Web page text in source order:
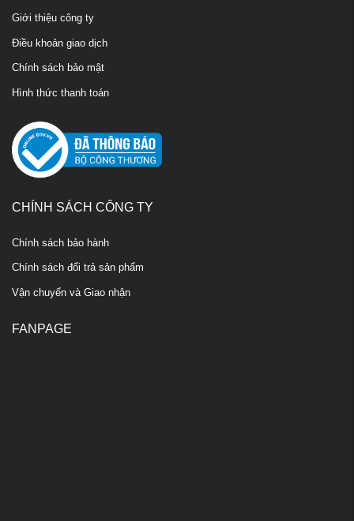
Giới thiệu công ty
Điều khoản giao dịch
Chính sách bảo mật
Hình thức thanh toán
CHÍNH SÁCH CÔNG TY
Chính sách bảo hành
Chính sách đổi trả sản phẩm
Vận chuyển và Giao nhận
FANPAGE